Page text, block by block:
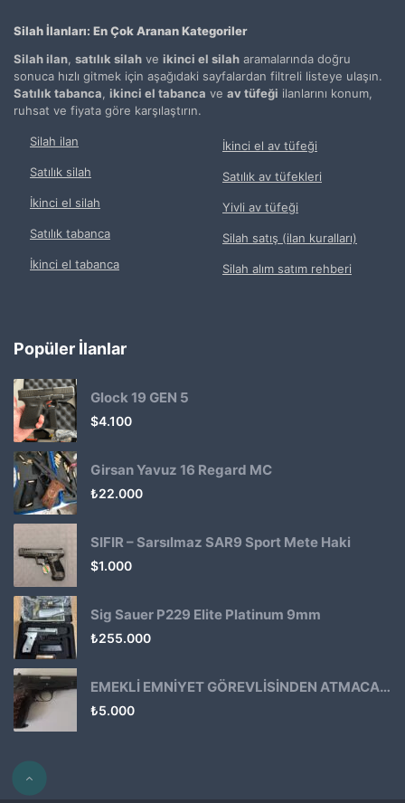
Silah İlanları: En Çok Aranan Kategoriler
Silah ilan satılık silah ve ikinci el silah aramalarında doğru
sonuca hızlı gitmek için aşağıdaki sayfalardan filtreli listeye ulaşın.
Satılık tabanca ikinci el tabanca ve av tüfeği ilanlarını konum,
ruhsat ve fiyata göre karşılaştırın.
Silah ilan
Satılık silah
İkinci el silah
Satılık tabanca
İkinci el tabanca
İkinci el av tüfeği
Satılık av tüfekleri
Yivli av tüfeği
Silah satış (ilan kuralları)
Silah alım satım rehberi
Popüler İlanlar
Glock 19 GEN 5
$4.100
Girsan Yavuz 16 Regard MC
₺22.000
SIFIR – Sarsılmaz SAR9 Sport Mete Haki
$1.000
Sig Sauer P229 Elite Platinum 9mm
₺255.000
EMEKLİ EMNİYET GÖREVLİSİNDEN ATMACA 53 KLASİK14
₺5.000